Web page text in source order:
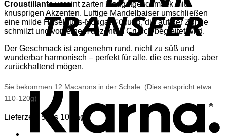
Croustillantevereint zarten Nougatgeschmack mit
knusprigen Akzenten. Luftige Mandelbaiser umschließen
eine milde Haselnuss-Nougat-Füllung, die auf der Zunge
schmilzt und von einem dezenten Crunch begleitet wird.
Der Geschmack ist angenehm rund, nicht zu süß und
wunderbar harmonisch – perfekt für alle, die es nussig, aber
zurückhaltend mögen.
Sie bekommen 12 Macarons in der Schale. (Dies entspricht etwa
110-120g)
Lieferzeit: 5 bis 10 Tage